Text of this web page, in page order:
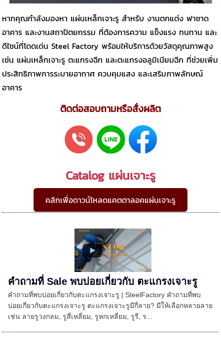
หากคุณกำลังมองหา แผ่นเหล็กเจาะรู สำหรับ งานตกแต่ง ฟาซาด
อาคาร และงานสถาปัตยกรรม ที่ต้องการความ แข็งแรง ทนทาน และ
ดีไซน์ที่โดดเด่น Steel Factory พร้อมให้บริการด้วยวัสดุคุณภาพสูง
เช่น แผ่นเหล็กเจาะรู ตะแกรงฉีก และตะแกรงอลูมิเนียมฉีก ที่ช่วยเพิ่ม
ประสิทธิภาพการระบายอากาศ ควบคุมแสง และเสริมภาพลักษณ์
อาคาร
ติดต่อสอบถามหรือสั่งผลิต
Catalog แผ่นเจาะรู
คลิกเพื่อดาวน์โหลดแคตตาลอคแผ่นเจาะรู
คำถามที่ Sale พบบ่อยเกี่ยวกับ ตะแกรงเจาะรู
คำถามที่พบบ่อยเกี่ยวกับตะแกรงเจาะรู | SteelFactory คำถามที่พบ
บ่อยเกี่ยวกับตะแกรงเจาะรู ตะแกรงเจาะรูมีกี่ลาย? มีให้เลือกหลายลาย
เช่น ลายรูวงกลม, รูสี่เหลี่ยม, รูหกเหลี่ยม, รูรี, ร...